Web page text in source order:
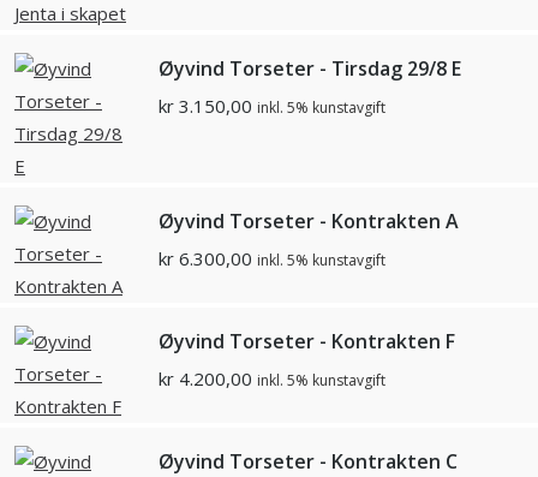
Øyvind Torseter - Tirsdag 29/8 E
kr 3.150,00 inkl. 5% kunstavgift
Øyvind Torseter - Kontrakten A
kr 6.300,00 inkl. 5% kunstavgift
Øyvind Torseter - Kontrakten F
kr 4.200,00 inkl. 5% kunstavgift
Øyvind Torseter - Kontrakten C